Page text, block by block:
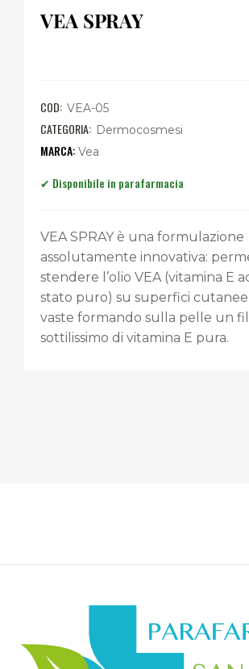
VEA SPRAY
COD: VEA-05
CATEGORIA: Dermocosmesi
Vea
VEA SPRAY è una formulazione
assolutamente innovativa:
stendere l’olio VEA (vitamina E
stato puro) su superfici
vaste formando sulla pelle un
sottilissimo di vitamina E pura.